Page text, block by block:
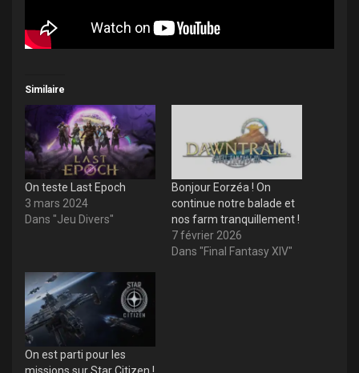
Similaire
On teste Last Epoch
3 mars 2024
Dans "Jeu Divers"
Bonjour Eorzéa ! On
continue notre balade et
nos farm tranquillement !
7 février 2026
Dans "Final Fantasy XIV"
On est parti pour les